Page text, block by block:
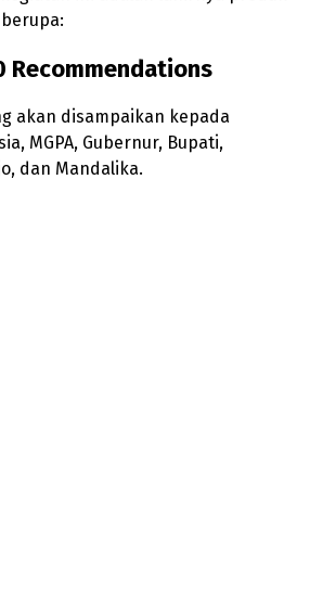
Recommendations
akan disampaikan kepada
MGPA, Gubernur, Bupati,
dan Mandalika.